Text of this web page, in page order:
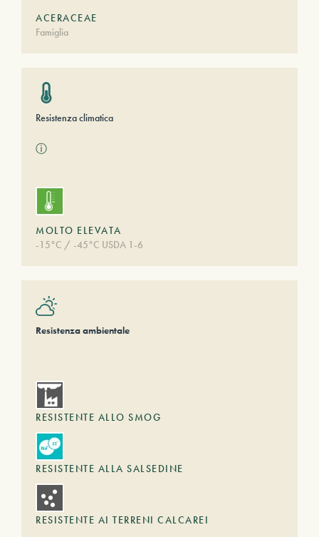
ACERACEAE
Famiglia
Resistenza climatica
ⓘ
MOLTO ELEVATA
-15°C / -45°C USDA 1-6
Resistenza ambientale
RESISTENTE ALLO SMOG
RESISTENTE ALLA SALSEDINE
RESISTENTE AI TERRENI CALCAREI